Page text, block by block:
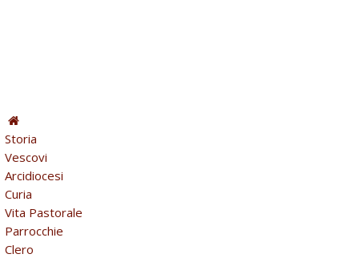
Storia
Vescovi
Arcidiocesi
Curia
Vita Pastorale
Parrocchie
Clero